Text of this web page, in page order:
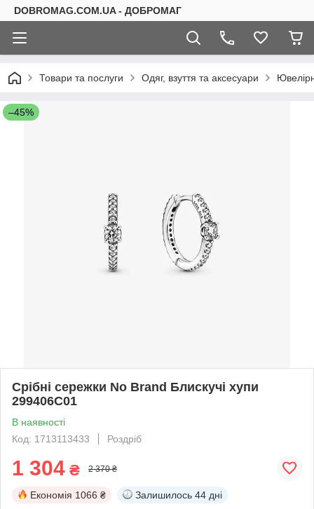
DOBROMAG.COM.UA - ДОБРОМАГ
Товари та послуги Одяг, взуття та аксесуари
–45%
Срібні сережки No Brand Блискучі хупи
299406C01
В наявності
Код: 1713113433
Роздріб
1 304 ₴ 2 370 ₴
Економія 1066 ₴ Залишилось 44 дні